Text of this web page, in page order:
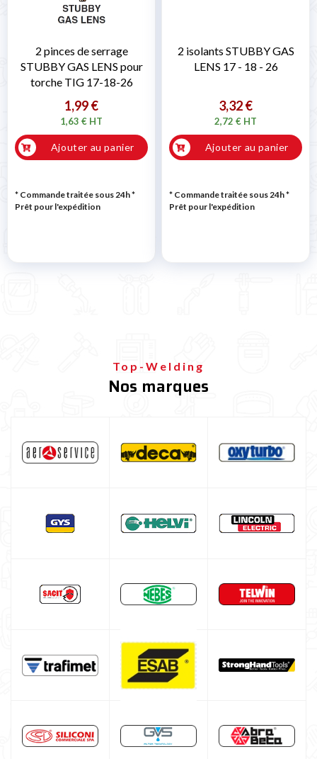
2 pinces de serrage
STUBBY GAS LENS pour
torche TIG 17-18-26
1,99 €
1,63 € HT
Ajouter au panier
* Commande traitée sous 24h*
Prêt pour l'expédition
2 isolants STUBBY GAS
LENS 17 - 18 - 26
3,32 €
2,72 € HT
Ajouter au panier
* Commande traitée sous 24h*
Prêt pour l'expédition
Top-Welding
Nos marques